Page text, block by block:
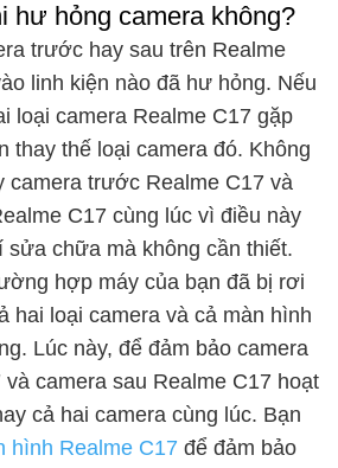
hư hỏng camera không?
trước hay sau trên Realme
linh kiện nào đã hư hỏng. Nếu
loại camera Realme C17 gặp
thay thế loại camera đó. Không
camera trước Realme C17 và
C17 cùng lúc vì điều này
sửa chữa mà không cần thiết.
hợp máy của bạn đã bị rơi
hai loại camera và cả màn hình
Lúc này, để đảm bảo camera
camera sau Realme C17 hoạt
cả hai camera cùng lúc. Bạn
hình Realme C17 để đảm bảo